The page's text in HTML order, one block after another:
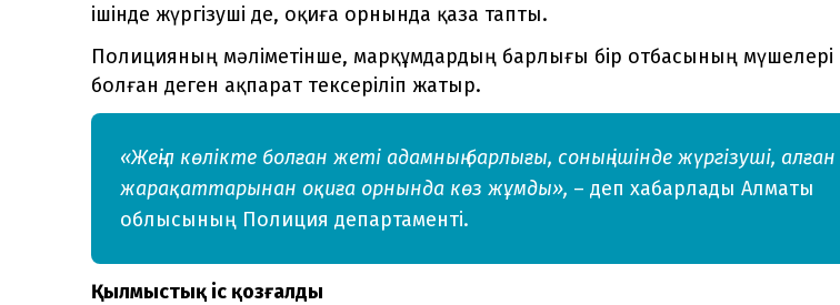
ішінде жүргізуші де, оқиға орнында қаза тапты.
Полицияның мәліметінше, марқұмдардың барлығы бір отбасының мүшелері
болған деген ақпарат тексеріліп жатыр.
«Жеңіл көлікте болған жеті адамның барлығы, соның ішінде жүргізуші, алған
жарақаттарынан оқиға орнында көз жұмды», – деп хабарлады Алматы
облысының Полиция департаменті.
Қылмыстық іс қозғалды